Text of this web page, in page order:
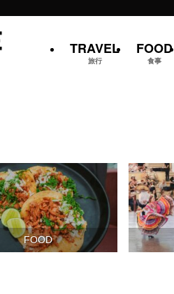
TRAVEL
旅行
FOOD
食事
FOOD